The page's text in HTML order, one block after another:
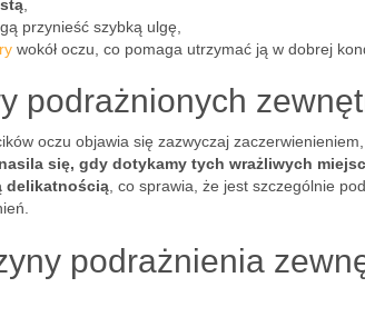
przynieść szybką ulgę,
wokół oczu, co pomaga utrzymać ją w dobrej
podrażnionych
oczu objawia się zazwyczaj
się, gdy dotykamy tych wrażliwych
delikatnością , co sprawia, że jest szczególnie
podrażnienia